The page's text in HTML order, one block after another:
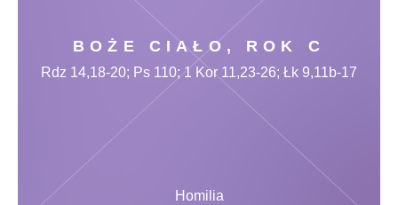
BOŻE CIAŁO, ROK C
Homilia
Rdz 14,18-20; Ps 110; 1 Kor 11,23-26; Łk 9,11b-17